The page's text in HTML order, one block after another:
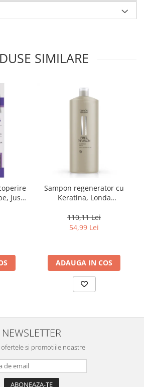
SIMILARE
Just
g
Sampon regenerator cu
Keratina, Londa
Infusion, 1000 ml
110,11 Lei
54,99 Lei
ADAUGA IN COS
NEWSLETTER
ofertele si promotiile noastre